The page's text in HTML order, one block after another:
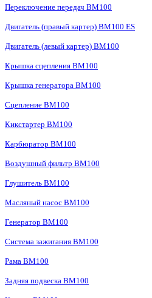
Переключение передач BM100
Двигатель (правый картер) BM100 ES
Двигатель (левый картер) BM100
Крышка сцепления BM100
Крышка генератора BM100
Сцепление BM100
Кикстартер BM100
Карбюратор BM100
Воздушный фильтр BM100
Глушитель BM100
Масляный насос BM100
Генератор BM100
Система зажигания BM100
Рама BM100
Задняя подвеска BM100